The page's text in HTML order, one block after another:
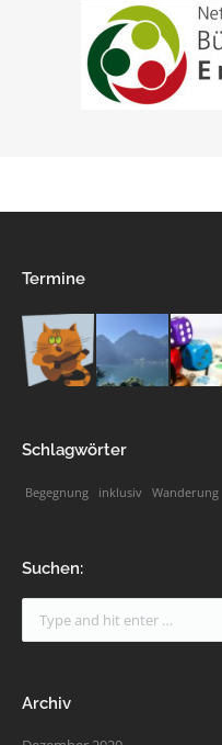
Termine
Schlagwörter
Begegnung inklusiv Wanderung
Suchen:
Archiv